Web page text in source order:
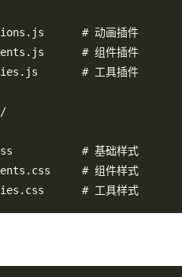
# 动画插件
# 组件插件
# 工具插件
# 基础样式
# 组件样式